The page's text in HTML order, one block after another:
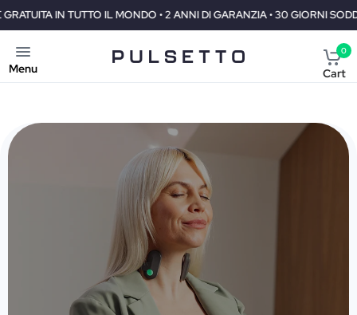
• 2 ANNI DI GARANZIA • 30 GIORNI SODDISFATTI O RIMBORSATI
Menu
0
Cart